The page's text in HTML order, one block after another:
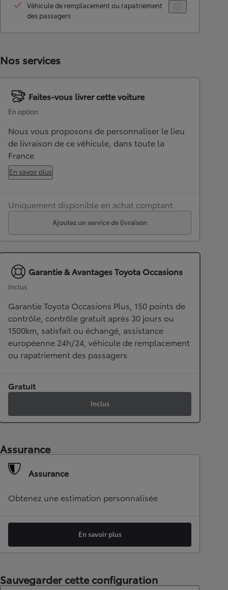
Véhicule de remplacement ou rapatriement
des passagers
Nos services
Faites-vous livrer cette voiture
En option
Nous vous proposons de personnaliser le lieu
de livraison de ce véhicule, dans toute la
France
En savoir plus
Uniquement disponible en achat comptant
Ajoutez un service de livraison
Garantie & Avantages Toyota Occasions
Inclus
Garantie Toyota Occasions Plus, 150 points de
contrôle, contrôle gratuit après 30 jours ou
1500km, satisfait ou échangé, assistance
européenne 24h/24, véhicule de remplacement
ou rapatriement des passagers
Gratuit
Inclus
Assurance
Assurance
Obtenez une estimation personnalisée
En savoir plus
Sauvegarder cette configuration